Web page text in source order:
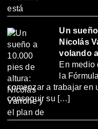
Un
Nicolás
volando
En medio
la
comenzar a trabajar en
conseguir su […]